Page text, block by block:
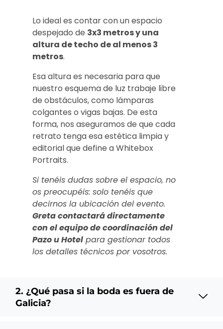
Lo ideal es contar con un espacio
despejado de 3x3 metros y una
altura de techo de al menos 3
metros.
Esa altura es necesaria para que
nuestro esquema de luz trabaje libre
de obstáculos, como lámparas
colgantes o vigas bajas. De esta
forma, nos aseguramos de que cada
retrato tenga esa estética limpia y
editorial que define a Whitebox
Portraits.
Si tenéis dudas sobre el espacio, no
os preocupéis: solo tenéis que
decirnos la ubicación del evento.
Greta contactará directamente
con el equipo de coordinación del
Pazo u Hotel para gestionar todos
los detalles técnicos por vosotros.
2. ¿Qué pasa si la boda es fuera de
Galicia?